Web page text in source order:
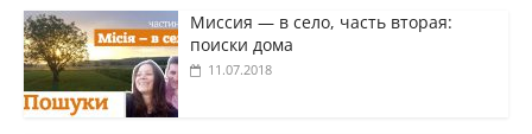
Миссия — в село, часть вторая:
поиски дома
11.07.2018